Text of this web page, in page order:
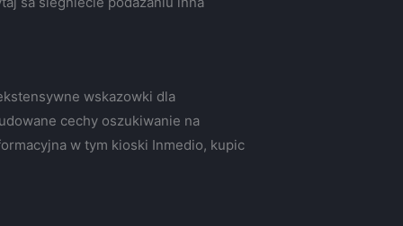
wskazowki dla
cechy oszukiwanie na
w tym kioski Inmedio, kupic